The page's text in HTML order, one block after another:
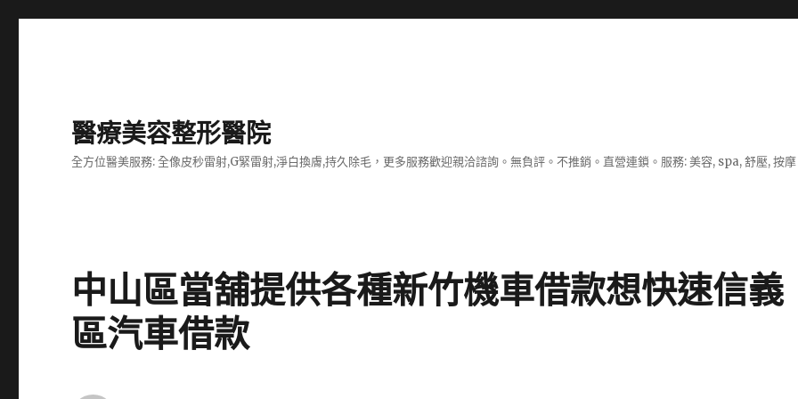
醫療美容整形醫院
全方位醫美服務: 全像皮秒雷射,G緊雷射,淨白換膚,持久除毛，更多服務歡迎親洽諮詢。無負評。不推銷。直營連鎖。服務: 美容, spa, 舒壓, 按摩
中山區當舖提供各種新竹機車借款想快速信義
區汽車借款